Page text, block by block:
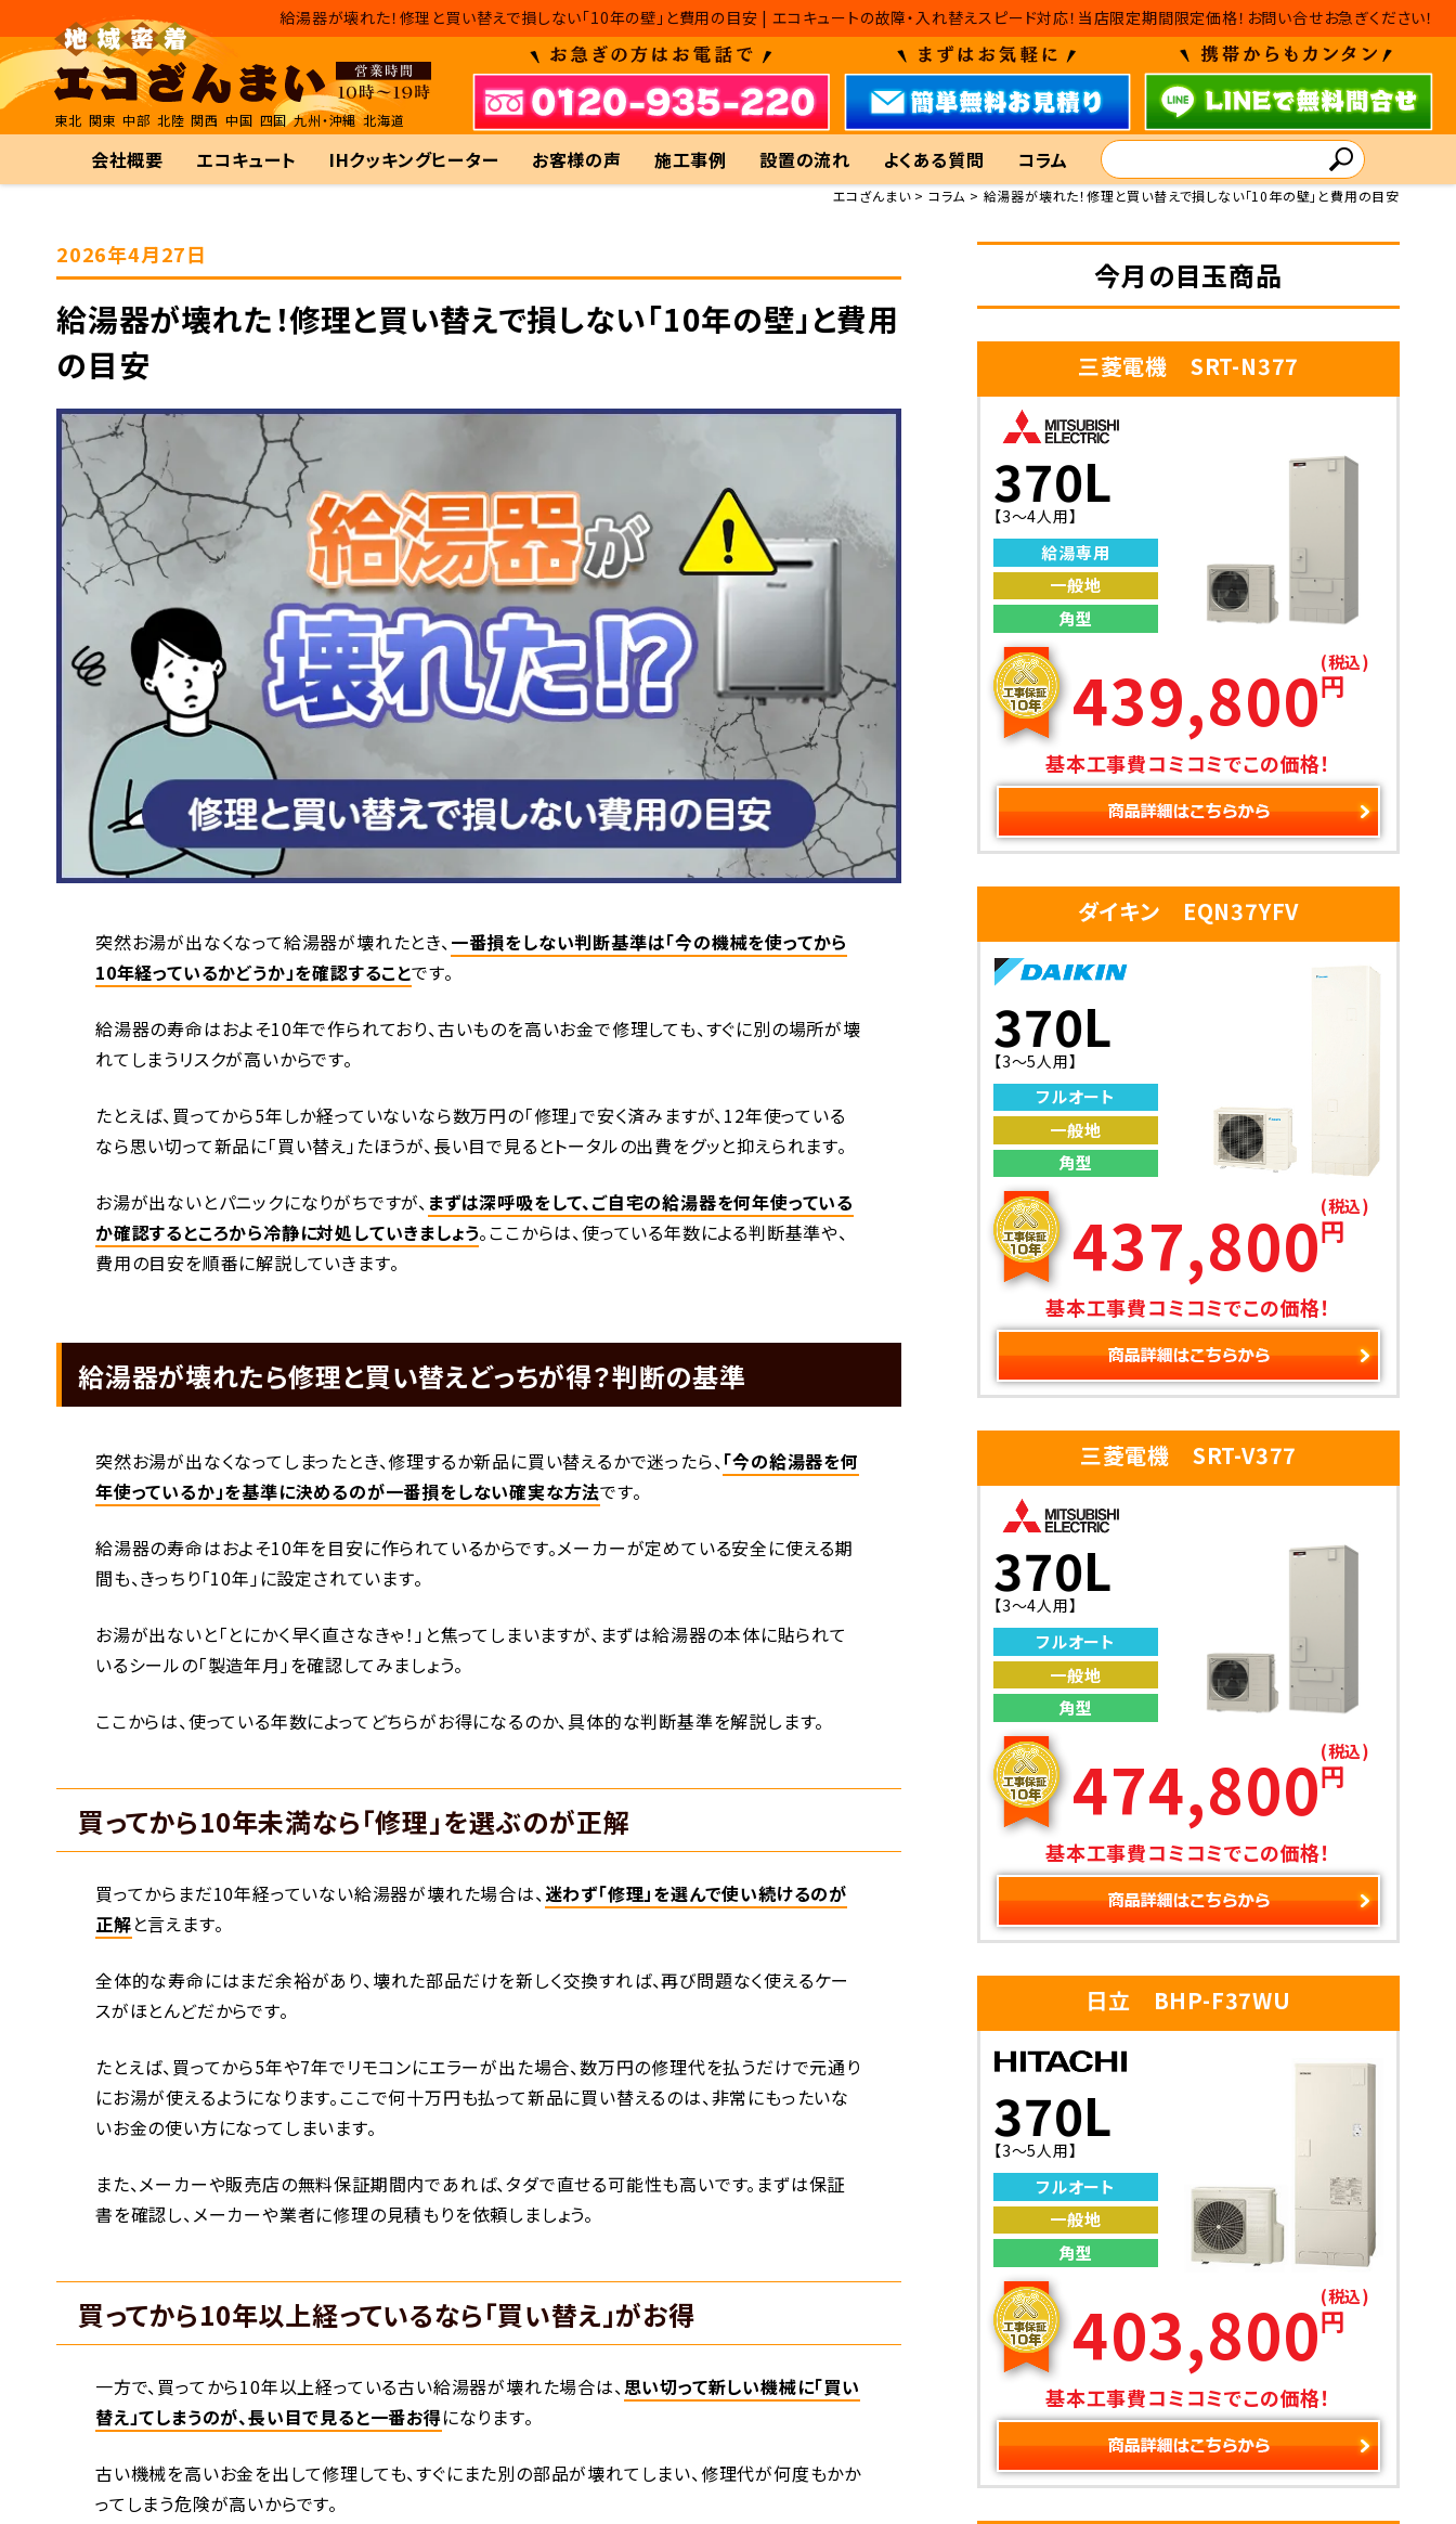
給湯器が壊れた！修理と買い替えで損しない「10年の壁」と費用の目安 | エコキュートの故障・入れ替えスピード対応！当店限定期間限定価格！お問い合せお急ぎください！
東北 関東 中部 北陸 関西 中国 四国 九州・沖縄 北海道
会社概要 エコキュート IHクッキングヒーター お客様の声 施工事例 設置の流れ よくある質問 コラム
エコざんまい コラム 給湯器が壊れた！修理と買い替えで損しない「10年の壁」と費用の目安
2026年4月27日
給湯器が壊れた！修理と買い替えで損しない「10年の壁」と費用
の目安
突然お湯が出なくなって給湯器が壊れたとき、一番損をしない判断基準は「今の機械を使ってから
10年経っているかどうか」を確認することです。
給湯器の寿命はおよそ10年で作られており、古いものを高いお金で修理しても、すぐに別の場所が壊
れてしまうリスクが高いからです。
たとえば、買ってから5年しか経っていないなら数万円の「修理」で安く済みますが、12年使っている
なら思い切って新品に「買い替え」たほうが、長い目で見るとトータルの出費をグッと抑えられます。
お湯が出ないとパニックになりがちですが、 まずは深呼吸をして、ご自宅の給湯器を何年使っている
か確認するところから冷静に対処していきましょう。ここからは、使っている年数による判断基準や、
費用の目安を順番に解説していきます。
給湯器が壊れたら修理と買い替えどっちが得？判断の基準
突然お湯が出なくなってしまったとき、修理するか新品に買い替えるかで迷ったら、「今の給湯器を何
年使っているか」を基準に決めるのが一番損をしない確実な方法です。
給湯器の寿命はおよそ10年を目安に作られているからです。メーカーが定めている安全に使える期
間も、きっちり「10年」に設定されています。
お湯が出ないと「とにかく早く直さなきゃ！」と焦ってしまいますが、まずは給湯器の本体に貼られて
いるシールの「製造年月」を確認してみましょう。
ここからは、使っている年数によってどちらがお得になるのか、具体的な判断基準を解説します。
買ってから10年未満なら「修理」を選ぶのが正解
買ってからまだ10年経っていない給湯器が壊れた場合は、迷わず「修理」を選んで使い続けるのが
正解と言えます。
全体的な寿命にはまだ余裕があり、壊れた部品だけを新しく交換すれば、再び問題なく使えるケー
スがほとんどだからです。
たとえば、買ってから5年や7年でリモコンにエラーが出た場合、数万円の修理代を払うだけで元通り
にお湯が使えるようになります。ここで何十万円も払って新品に買い替えるのは、非常にもったいな
いお金の使い方になってしまいます。
また、メーカーや販売店の無料保証期間内であれば、タダで直せる可能性も高いです。まずは保証
書を確認し、メーカーや業者に修理の見積もりを依頼しましょう。
買ってから10年以上経っているなら「買い替え」がお得
一方で、買ってから10年以上経っている古い給湯器が壊れた場合は、思い切って新しい機械に「買い
替え」てしまうのが、長い目で見ると一番お得になります。
古い機械を高いお金を出して修理しても、すぐにまた別の部品が壊れてしまい、修理代が何度もかか
ってしまう危険が高いからです。
今月の目玉商品
三菱電機 SRT-N377
370L
【3〜4人用】
給湯専用
一般地
角型
439,800円
(税込)
基本工事費コミコミでこの価格！
ダイキン EQN37YFV
370L
【3～5人用】
フルオート
一般地
角型
437,800円
(税込)
基本工事費コミコミでこの価格！
三菱電機 SRT-V377
370L
【3〜4人用】
フルオート
一般地
角型
474,800円
(税込)
基本工事費コミコミでこの価格！
日立 BHP-F37WU
370L
【3～5人用】
フルオート
一般地
角型
403,800円
(税込)
基本工事費コミコミでこの価格！